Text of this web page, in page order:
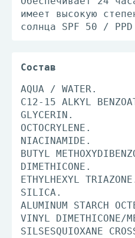
имеет высокую
солнца SPF 50 /
Состав
AQUA / WATER.
C12-15 ALKYL
GLYCERIN.
OCTOCRYLENE.
NIACINAMIDE.
BUTYL
DIMETHICONE.
ETHYLHEXYL
SILICA.
ALUMINUM STARCH
VINYL DIMETHICONE/
SILSESQUIOXANE